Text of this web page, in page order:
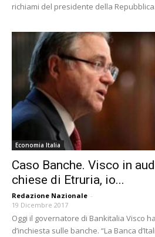
richiami del presidente della
Economia Italia
Caso Banche. Visco in
chiese di Etruria, io...
Redazione Nazionale -
19 Dicembre 2017
Oggi il governatore di Bankitalia Visco
d’inchiesta sulle banche. “La Banca